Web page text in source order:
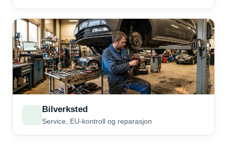
Bilverksted
Service, EU-kontroll og reparasjon